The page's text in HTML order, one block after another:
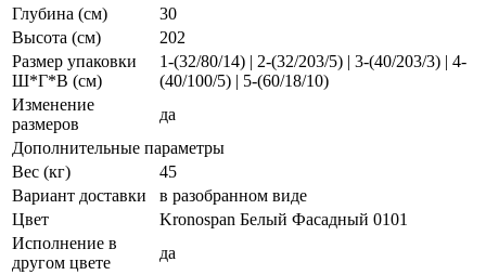
Глубина (см)
30
Высота (см)
202
Размер упаковки
Ш*Г*В (см)
1-(32/80/14) | 2-(32/203/5) | 3-(40/203/3) | 4-
(40/100/5) | 5-(60/18/10)
Изменение
размеров
да
Дополнительные параметры
Вес (кг)
45
Вариант доставки
в разобранном виде
Цвет
Kronospan Белый Фасадный 0101
Исполнение в
другом цвете
да